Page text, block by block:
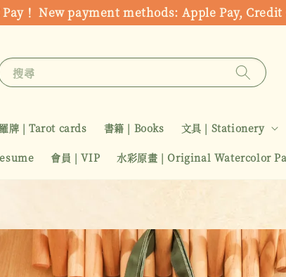
！ New payment methods: Apple Pay, Credit
搜尋
牌 | Tarot cards 書籍 | Books 文具 | Stationery
會員 | VIP 水彩原畫 | Original Watercolor